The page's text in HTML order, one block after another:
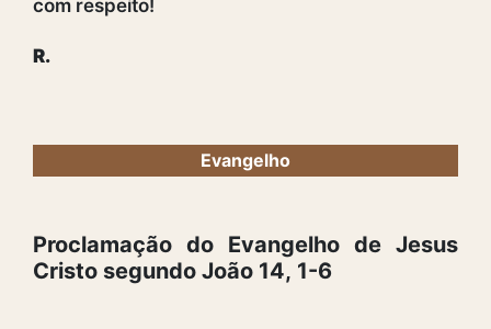
com respeito!
R.
Evangelho
Proclamação do Evangelho de Jesus
Cristo segundo João 14, 1-6